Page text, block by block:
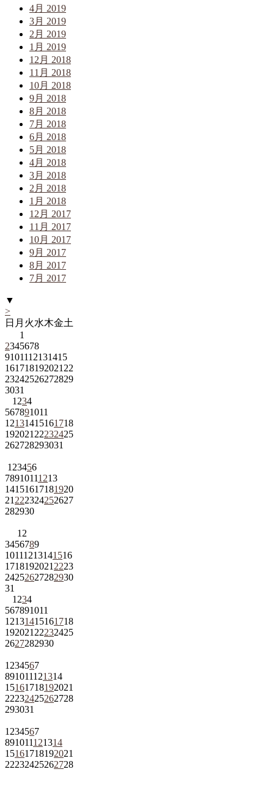
4月 2019
3月 2019
2月 2019
1月 2019
12月 2018
11月 2018
10月 2018
9月 2018
8月 2018
7月 2018
6月 2018
5月 2018
4月 2018
3月 2018
2月 2018
1月 2018
12月 2017
11月 2017
10月 2017
9月 2017
8月 2017
7月 2017
▼
>
日 月 火水木金土
1
2345678
9101112131415
161718192021 22
23242526272829
3031
1 234
567891011
12131415161718
192021 22232425
262728293031
1 23456
78910111213
14151617181920
21 222324252627
282930
1 2
3456789
10111213141516
1718192021 2223
24252627282930
31
1 234
567891011
12131415161718
192021 22232425
2627282930
1 234567
891011121314
15161718192021
22232425262728
293031
1 234567
891011121314
15161718192021
22232425262728